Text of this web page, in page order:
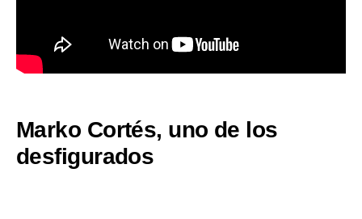
Marko Cortés, uno de los
desfigurados